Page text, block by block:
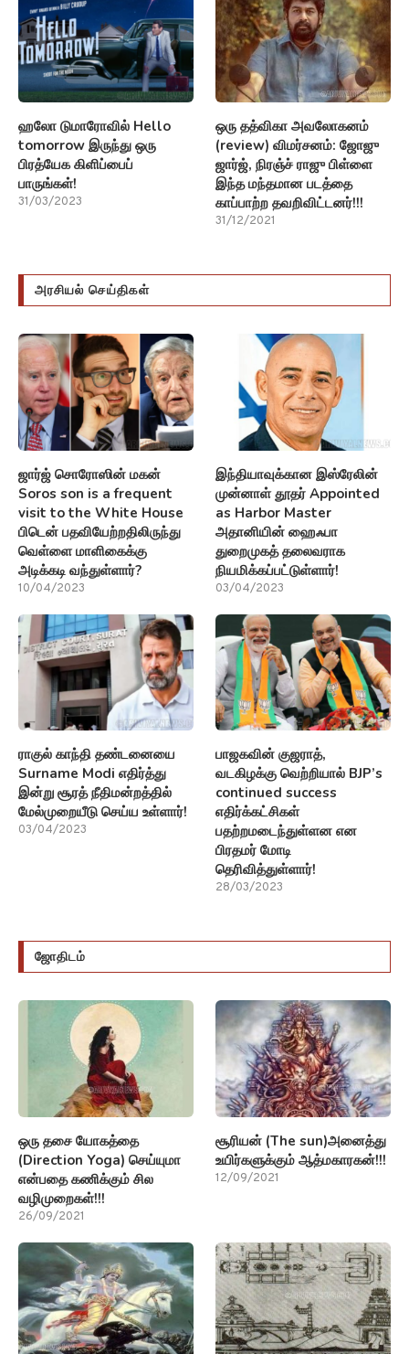
ஹலோ டுமாரோவில் Hello
tomorrow இருந்து ஒரு
பிரத்யேக கிளிப்பைப்
பாருங்கள்!
31/03/2023
ஒரு தத்விகா அவலோகனம்
(review) விமர்சனம்: ஜோஜு
ஜார்ஜ், நிரஞ்ச் ராஜு பிள்ளை
இந்த மந்தமான படத்தை
காப்பாற்ற தவறிவிட்டனர்!!!
31/12/2021
அரசியல் செய்திகள்
ஜார்ஜ் சொரோஸின் மகன்
Soros son is a frequent
visit to the White House
பிடென் பதவியேற்றதிலிருந்து
வெள்ளை மாளிகைக்கு
அடிக்கடி வந்துள்ளார்?
10/04/2023
இந்தியாவுக்கான இஸ்ரேலின்
முன்னாள் தூதர் Appointed
as Harbor Master
அதானியின் ஹைஃபா
துறைமுகத் தலைவராக
நியமிக்கப்பட்டுள்ளார்!
03/04/2023
ராகுல் காந்தி தண்டனையை
Surname Modi எதிர்த்து
இன்று சூரத் நீதிமன்றத்தில்
மேல்முறையீடு செய்ய உள்ளார்!
03/04/2023
பாஜகவின் குஜராத்,
வடகிழக்கு வெற்றியால் BJP’s
continued success
எதிர்க்கட்சிகள்
பதற்றமடைந்துள்ளன என
பிரதமர் மோடி
தெரிவித்துள்ளார்!
28/03/2023
ஜோதிடம்
ஒரு தசை யோகத்தை
(Direction Yoga) செய்யுமா
என்பதை கணிக்கும் சில
வழிமுறைகள்!!!
26/09/2021
சூரியன் (The sun)அனைத்து
உயிர்களுக்கும் ஆத்மகாரகன்!!!
12/09/2021